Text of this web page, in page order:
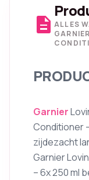
description ALLES
Garnier
Conditioner
zijdezacht
Garnier
– 6x 250 ml